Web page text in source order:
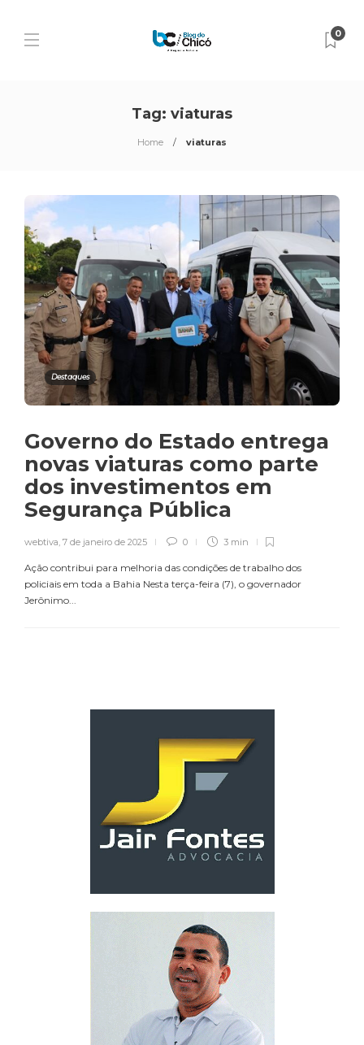
0
Tag: viaturas
Home viaturas
Destaques
Governo do Estado entrega
novas viaturas como parte
dos investimentos em
Segurança Pública
webtiva 7 de janeiro de 2025 0 3 min
Ação contribui para melhoria das condições de trabalho dos
policiais em toda a Bahia Nesta terça-feira (7), o governador
Jerônimo...